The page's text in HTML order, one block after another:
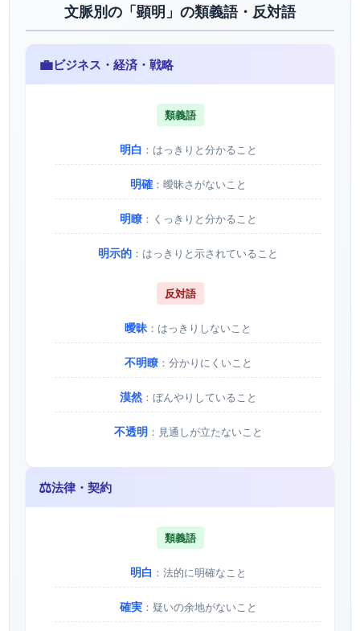
文脈別の「顕明」の類義語・反対語
💼ビジネス・経済・戦略
類義語
明白 ：はっきりと分かること
明確：曖昧さがないこと
明瞭：くっきりと分かること
明示的 ：はっきりと示されていること
反対語
曖昧：はっきりしないこと
不明瞭：分かりにくいこと
漠然：ぼんやりしていること
不透明 ：見通しが立たないこと
⚖️法律・契約
類義語
明白 ：法的に明確なこと
確実：疑いの余地がないこと